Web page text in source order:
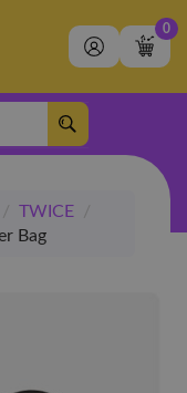
0
/ TWICE
/
Bag